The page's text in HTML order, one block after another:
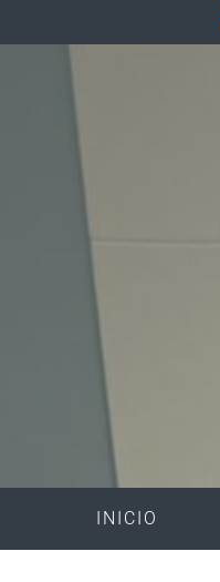
INICIO